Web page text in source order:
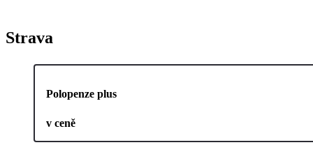
Strava
Polopenze plus
v ceně